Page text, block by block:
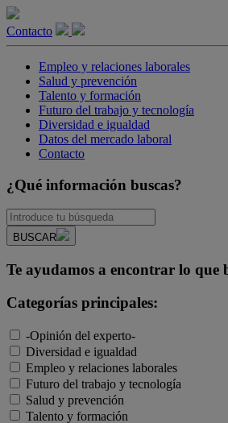
Contacto
Empleo y relaciones laborales
Salud y prevención
Talento y formación
Futuro del trabajo y tecnología
Diversidad e igualdad
Datos del mercado laboral
Contacto
¿Qué información buscas?
BUSCAR
Te ayudamos a encontrar lo que
Categorías principales:
-Opinión del experto-
Diversidad e igualdad
Empleo y relaciones laborales
Futuro del trabajo y tecnología
Salud y prevención
Talento y formación